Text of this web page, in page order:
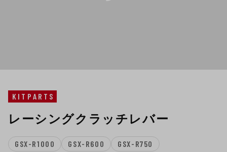
KITPARTS
レーシングクラッチレバー
GSX-R1000 GSX-R600 GSX-R750